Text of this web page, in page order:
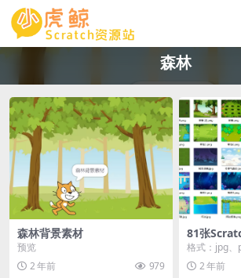
森林
森林背景素材
预览
2 年前
979
81张
载
格式：jpg、
载方式：本
无需...2 年前